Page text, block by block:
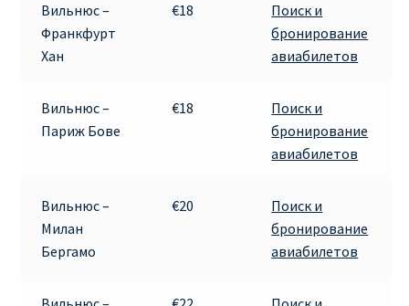
РЕЙСАМИ RYANAIR
РЕГИСТРАЦИЯ НА РЕЙС И ДОКУМЕНТЫ ДЛЯ
Информация по бронированию билетов Ryanair
Кипр
Вильнюс –
Франкфурт
Хан
€18
Поиск и
бронирование
авиабилетов
Вильнюс –
Париж Бове
€18
Поиск и
бронирование
авиабилетов
Вильнюс –
Милан
Бергамо
€20
Поиск и
бронирование
авиабилетов